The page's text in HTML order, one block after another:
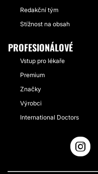
Redakční tým
Stížnost na obsah
PROFESIONÁLOVÉ
Vstup pro lékaře
Premium
Značky
Výrobci
International Doctors